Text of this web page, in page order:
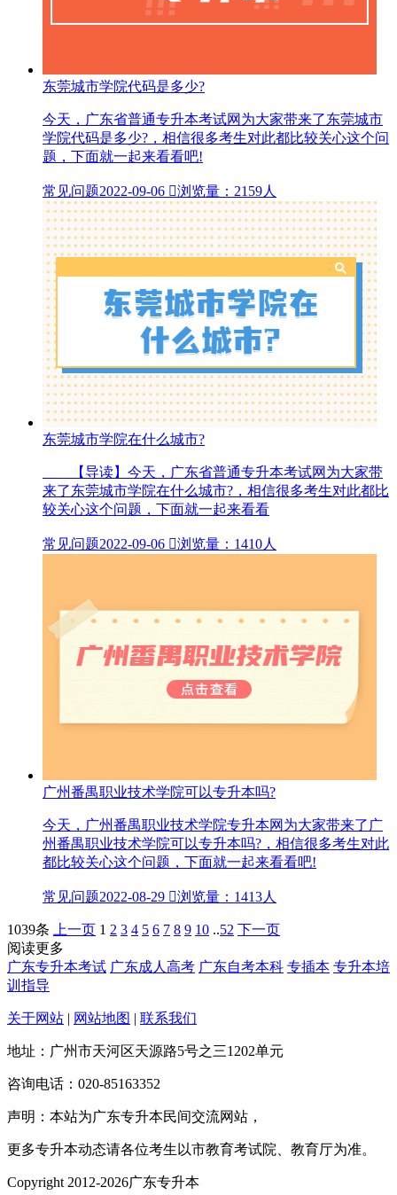
东莞城市学院代码是多少?
今天，广东省普通专升本考试网为大家带来了东莞城市
学院代码是多少?，相信很多考生对此都比较关心这个问
题，下面就一起来看看吧!
常见问题2022-09-06 浏览量：2159人
东莞城市学院在什么城市?
【导读】今天，广东省普通专升本考试网为大家带
来了东莞城市学院在什么城市?，相信很多考生对此都比
较关心这个问题，下面就一起来看看
常见问题2022-09-06 浏览量：1410人
广州番禺职业技术学院可以专升本吗?
今天，广州番禺职业技术学院专升本网为大家带来了广
州番禺职业技术学院可以专升本吗?，相信很多考生对此
都比较关心这个问题，下面就一起来看看吧!
常见问题2022-08-29 浏览量：1413人
1039条 上一页 1 2 3 4 5 6 7 8 9 10 ..52 下一页
阅读更多
广东专升本考试 广东成人高考 广东自考本科 专插本 专升本培
训指导
关于网站 | 网站地图 | 联系我们
地址：广州市天河区天源路5号之三1202单元
咨询电话：020-85163352
声明：本站为广东专升本民间交流网站，
更多专升本动态请各位考生以市教育考试院、教育厅为准。
Copyright 2012-2026广东专升本